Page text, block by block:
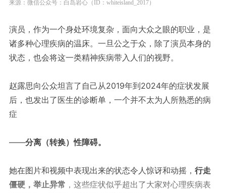
来源：微信公众号：白岛岩心（ID：whiteisland_2017）
演员，作为一个身处环境复杂，面向大众之眼的职业，是
诸多种心理疾病的温床。一旦公之于众，除了演员本身的
状态，也会将这一类精神疾病带入人们的视野。
赵露思向公众坦言了自己从2019年到2024年的症状发展
后，也发出了医生的诊断单，一个并不太为人所熟悉的病
症
——分离（转换）性障碍。
她在图片和视频中表现出来的状态令人惊讶和动摇， 行走
僵硬，举止异常 ，这些症状似乎超出了大家对心理疾病表